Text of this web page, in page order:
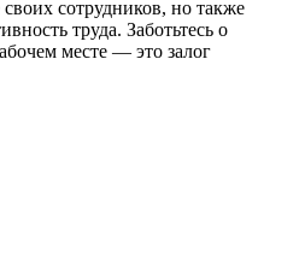
сотрудников, но также
труда. Заботьтесь о
месте — это залог